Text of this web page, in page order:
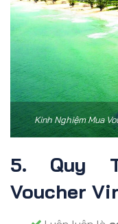
Kinh Nghiệm Mua
5. Quy
Voucher